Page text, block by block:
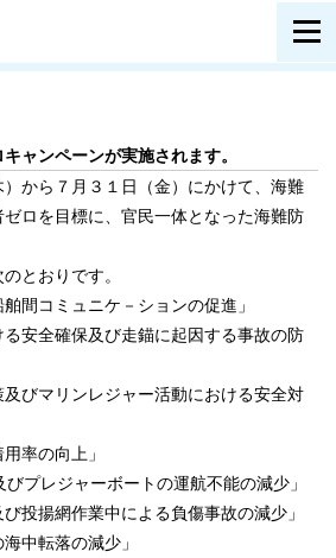
ャンペーンが実施されます。
から７月３１日（金）にかけて、海難
ロを目標に、官民一体となった海難防
とおりです。
間コミュニケ－ションの促進」
安全確保及び走錨に起因する事故の防
びマリンレジャー活動における安全対
率の向上」
プレジャーボートの運航不能の減少」
投揚網作業中による負傷事故の減少」
中転落の減少」